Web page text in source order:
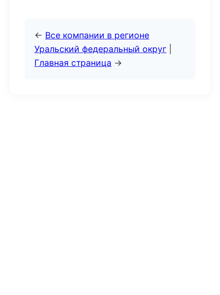
← Все компании в регионе
Уральский федеральный округ
Главная страница →